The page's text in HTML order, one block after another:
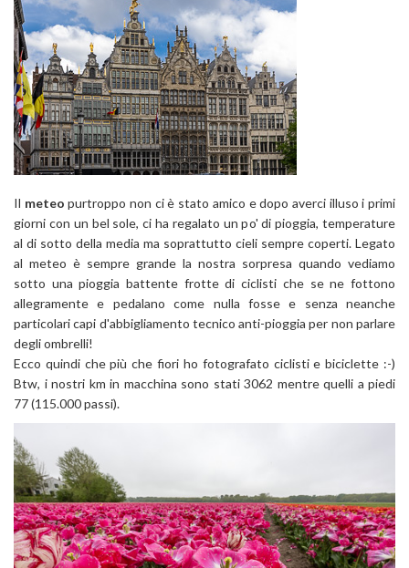
Il meteo purtroppo non ci è stato amico e dopo averci illuso i primi
giorni con un bel sole, ci ha regalato un po' di pioggia, temperature
al di sotto della media ma soprattutto cieli sempre coperti. Legato
al meteo è sempre grande la nostra sorpresa quando vediamo
sotto una pioggia battente frotte di ciclisti che se ne fottono
allegramente e pedalano come nulla fosse e senza neanche
particolari capi d'abbigliamento tecnico anti-pioggia per non parlare
degli ombrelli!
Ecco quindi che più che fiori ho fotografato ciclisti e biciclette :-)
Btw, i nostri km in macchina sono stati 3062 mentre quelli a piedi
77 (115.000 passi).